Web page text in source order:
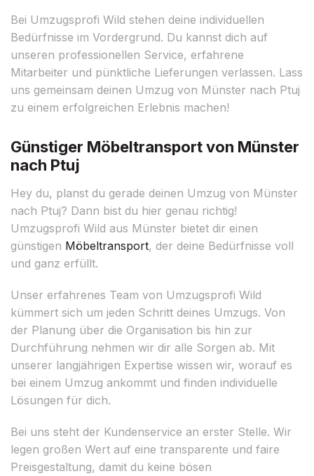
Bei Umzugsprofi Wild stehen deine individuellen
Bedürfnisse im Vordergrund. Du kannst dich auf
unseren professionellen Service, erfahrene
Mitarbeiter und pünktliche Lieferungen verlassen. Lass
uns gemeinsam deinen Umzug von Münster nach Ptuj
zu einem erfolgreichen Erlebnis machen!
Günstiger Möbeltransport von Münster
nach Ptuj
Hey du, planst du gerade deinen Umzug von Münster
nach Ptuj? Dann bist du hier genau richtig!
Umzugsprofi Wild aus Münster bietet dir einen
günstigen Möbeltransport, der deine Bedürfnisse voll
und ganz erfüllt.
Unser erfahrenes Team von Umzugsprofi Wild
kümmert sich um jeden Schritt deines Umzugs. Von
der Planung über die Organisation bis hin zur
Durchführung nehmen wir dir alle Sorgen ab. Mit
unserer langjährigen Expertise wissen wir, worauf es
bei einem Umzug ankommt und finden individuelle
Lösungen für dich.
Bei uns steht der Kundenservice an erster Stelle. Wir
legen großen Wert auf eine transparente und faire
Preisgestaltung, damit du keine bösen